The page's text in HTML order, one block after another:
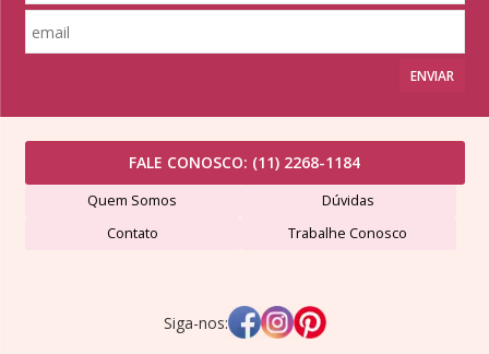
ENVIAR
FALE CONOSCO: (11) 2268-1184
Quem Somos
Dúvidas
Contato
Trabalhe Conosco
Siga-nos: